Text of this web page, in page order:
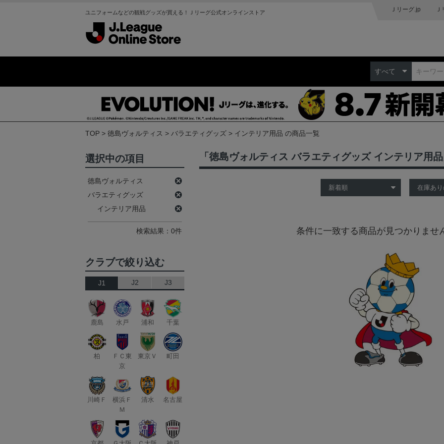
ユニフォームなどの観戦グッズが買える！Ｊリーグ公式オンラインストア Ｊリーグ.jp
すべて
TOP 徳島ヴォルティス バラエティグッズ インテリア用品 の商品一覧
「徳島ヴォルティス バラエティグッズ インテリア用
条件に一致する商品が見つかりませ
選択中の項目
徳島ヴォルティス
バラエティグッズ
インテリア用品
検索結果：0件
クラブで絞り込む
J1 J2 J3
鹿島 水戸 浦和 千葉
柏
ＦＣ東
京
東京Ｖ 町田
川崎Ｆ
横浜Ｆ
Ｍ
清水 名古屋